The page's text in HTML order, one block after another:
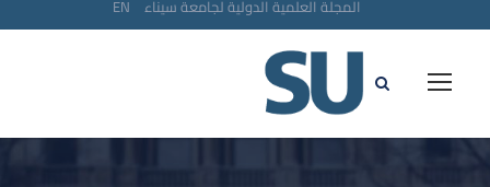
المجلة العلمية الدولية لجامعة سيناء EN